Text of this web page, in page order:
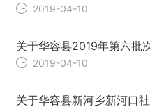
2019-04-10
关于华容县2019年第六批
2019-04-10
关于华容县新河乡新河口